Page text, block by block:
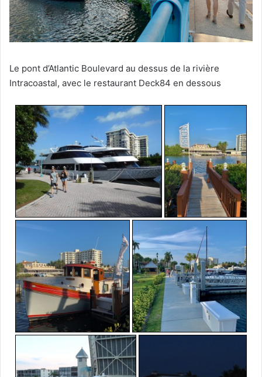
Le pont d’Atlantic Boulevard au dessus de la rivière
Intracoastal, avec le restaurant Deck84 en dessous